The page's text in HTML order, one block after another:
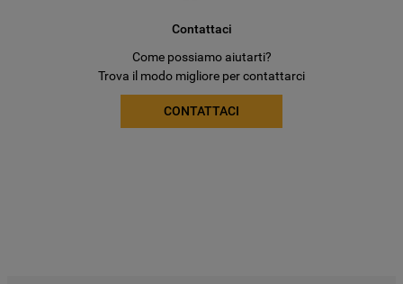
Contattaci
Come possiamo aiutarti?
Trova il modo migliore per contattarci
CONTATTACI